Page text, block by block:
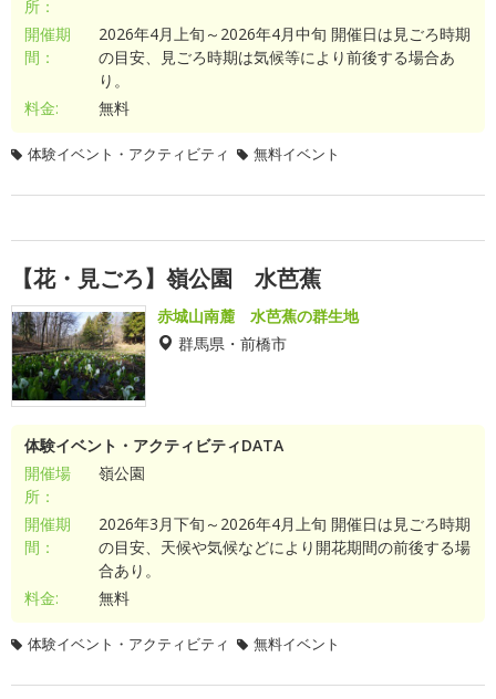
所：
開催期
間：
2026年4月上旬～2026年4月中旬 開催日は見ごろ時期
の目安、見ごろ時期は気候等により前後する場合あ
り。
料金:
無料
体験イベント・アクティビティ 無料イベント
【花・見ごろ】嶺公園 水芭蕉
赤城山南麓 水芭蕉の群生地
群馬県・前橋市
体験イベント・アクティビティDATA
開催場
所：
嶺公園
開催期
間：
2026年3月下旬～2026年4月上旬 開催日は見ごろ時期
の目安、天候や気候などにより開花期間の前後する場
合あり。
料金:
無料
体験イベント・アクティビティ 無料イベント